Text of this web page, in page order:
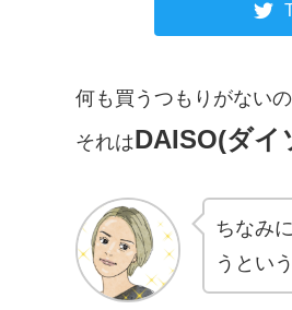
何も買うつもりがない
それはDAISO(ダイ
ちなみ
うとい